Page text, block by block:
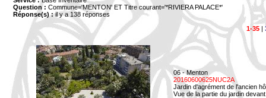
Question : Commune='MENTON' ET Titre courant='*RIVIERA PALACE*'
Réponse(s) :il y a 138 réponses
1-35|
06 - Menton
20160600625NUC2A
Jardin d'agrément de l'ancien
Vue de la partie du jardin